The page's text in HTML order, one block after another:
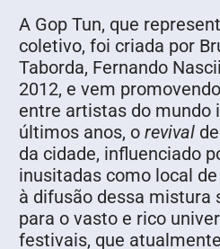
A Gop Tun, que
coletivo, foi criada por
Taborda, Fernando
2012, e vem
entre artistas do mundo
últimos anos, o revival
da cidade, influenciado
inusitadas como local
à difusão dessa mistura
para o vasto e rico
festivais, que